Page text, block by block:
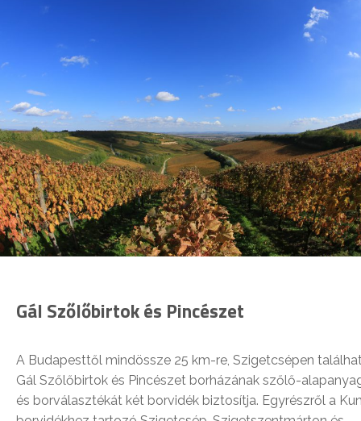
Gál Szőlőbirtok és Pincészet
A Budapesttől mindössze 25 km-re, Szigetcsépen
Gál Szőlőbirtok és Pincészet borházának szőlő-
és borválasztékát két borvidék biztosítja. Egyrészről a